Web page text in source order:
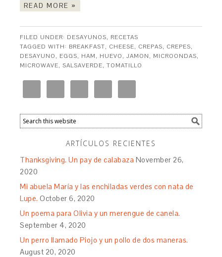
READ MORE »
FILED UNDER: DESAYUNOS, RECETAS
TAGGED WITH: BREAKFAST, CHEESE, CREPAS, CREPES,
DESAYUNO, EGGS, HAM, HUEVO,JAMON, MICROONDAS,
MICROWAVE,SALSAVERDE,TOMATILLO
ARTÍCULOS RECIENTES
Thanksgiving. Un pay de calabaza November 26,
2020
Mi abuela María y las enchiladas verdes con nata de
Lupe. October 6, 2020
Un poema para Olivia y un merengue de canela.
September 4, 2020
Un perro llamado Piojo y un pollo de dos maneras.
August 20, 2020